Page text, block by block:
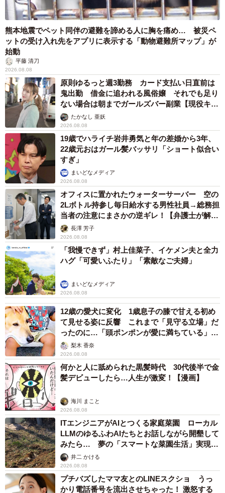
▽「思わない」と回答した人のコメント
・なかなか授からなかった。（30代・女性）
・高齢出産になった。（30代・女性）
・結婚出産が早すぎて、ちょっと人生の計画が狂ったか
ら。（40代・女性）
【出典】
株式会社NEXERと青山ラジュボークリニック千葉提携院に
よる調査
▽青山ラジュボークリニック千葉提携院
https://nipt-info.com/chiba/
熊本地震でペット同伴の避難を諦める人に胸を痛め… 被災ペ
ットの受け入れ先をアプリに表示する「動物避難所マップ」が
始動
平藤 清刀
2026.08.08
原則ゆるっと週3勤務 カード支払い日直前は
鬼出勤 借金に追われる風俗嬢 それでも足り
ない場合は朝までガールズバー副業【現役キャ
ストに取材】
たかなし 亜妖
2026.08.08
19歳でハライチ岩井勇気と年の差婚から3年、
22歳元おはガール髪バッサリ「ショート似合い
すぎ」
まいどなメディア
2026.08.08
オフィスに置かれたウォーターサーバー 空の
2Lボトル持参し毎日給水する男性社員→総務担
当者の注意にまさかの逆ギレ！【弁護士が解
説】長澤 芳子
2026.08.08
「我慢できず」村上佳菜子、イケメン夫と全力
ハグ「可愛いふたり」「素敵なご夫婦」
まいどなメディア
2026.08.08
12歳の愛犬に変化 1歳息子の膝で甘える初め
て見せる姿に反響 これまで「見守る立場」だ
ったのに…「頭ポンポンが愛に満ちている」
「尊…」
梨木 香奈
2026.08.08
何かと人に舐められた黒髪時代 30代後半で金
髪デビューしたら…人生が激変！【漫画】
海川 まこと
2026.08.08
ITエンジニアがAIとつくる家庭菜園 ローカル
LLMのゆるふわAIたちとお話しながら開墾して
みたら… 夢の「スマートな菜園生活」実現な
るか井二 かける
2026.08.08
プチバズしたママ友とのLINEスクショ うっ
かり電話番号を流出させちゃった！ 激怒する